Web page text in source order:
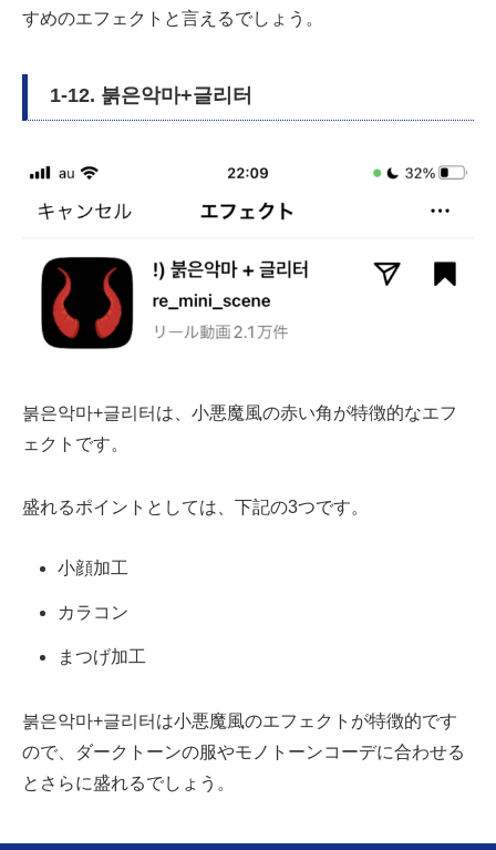
すめのエフェクトと言えるでしょう。
1-12. 붉은악마+글리터
붉은악마+글리터は、小悪魔風の赤い角が特徴的なエフ
ェクトです。
盛れるポイントとしては、下記の3つです。
小顔加工
カラコン
まつげ加工
붉은악마+글리터は小悪魔風のエフェクトが特徴的です
ので、ダークトーンの服やモノトーンコーデに合わせる
とさらに盛れるでしょう。